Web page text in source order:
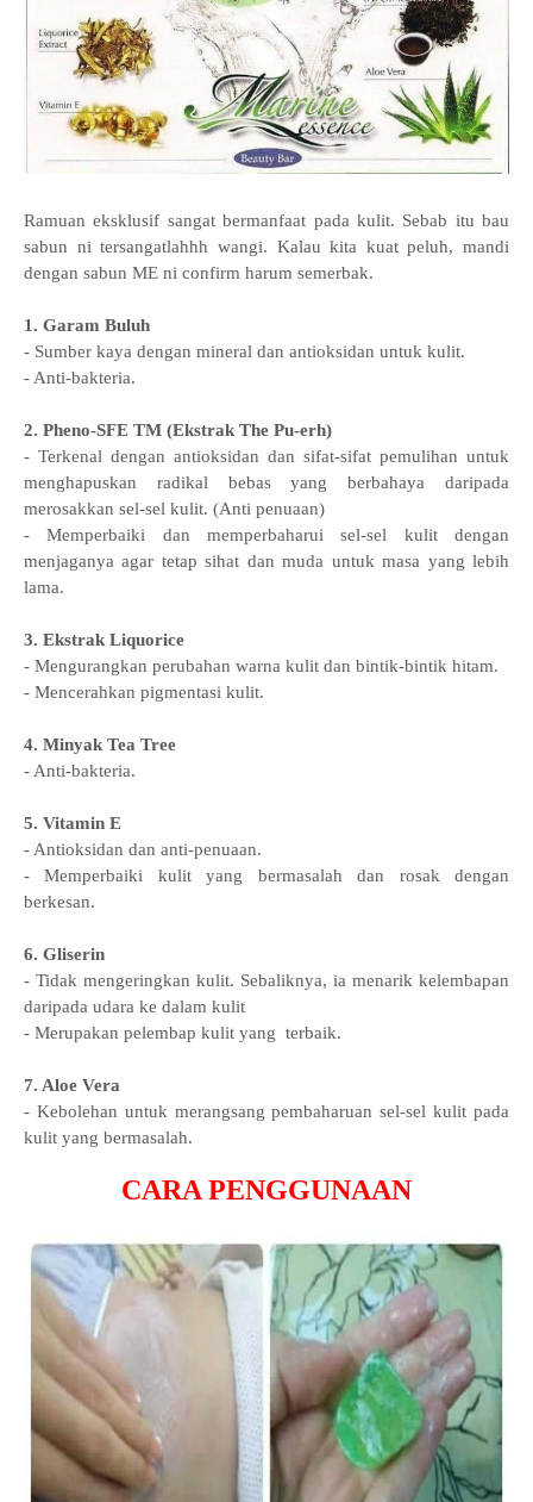
Ramuan eksklusif sangat bermanfaat pada kulit. Sebab itu bau
sabun ni tersangatlahhh wangi. Kalau kita kuat peluh, mandi
dengan sabun ME ni confirm harum semerbak.
1. Garam Buluh
- Sumber kaya dengan mineral dan antioksidan untuk kulit.
- Anti-bakteria.
2. Pheno-SFE TM (Ekstrak The Pu-erh)
- Terkenal dengan antioksidan dan sifat-sifat pemulihan untuk
menghapuskan radikal bebas yang berbahaya daripada
merosakkan sel-sel kulit. (Anti penuaan)
- Memperbaiki dan memperbaharui sel-sel kulit dengan
menjaganya agar tetap sihat dan muda untuk masa yang lebih
lama.
3. Ekstrak Liquorice
- Mengurangkan perubahan warna kulit dan bintik-bintik hitam.
- Mencerahkan pigmentasi kulit.
4. Minyak Tea Tree
- Anti-bakteria.
5. Vitamin E
- Antioksidan dan anti-penuaan.
- Memperbaiki kulit yang bermasalah dan rosak dengan
berkesan.
6. Gliserin
- Tidak mengeringkan kulit. Sebaliknya, ia menarik kelembapan
daripada udara ke dalam kulit
- Merupakan pelembap kulit yang terbaik.
7. Aloe Vera
- Kebolehan untuk merangsang pembaharuan sel-sel kulit pada
kulit yang bermasalah.
CARA PENGGUNAAN